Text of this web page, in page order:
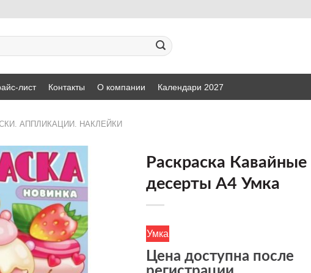
лист Контакты О компании Календари 2027
АППЛИКАЦИИ. НАКЛЕЙКИ
ДОБАВИТЬ
В СПИСОК
ЖЕЛАНИЙ
Раскраска Кавайные
десерты А4 Умка
Умка
Цена доступна после